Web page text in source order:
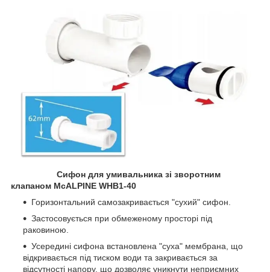
Сифон для умивальника зі зворотним
клапаном McALPINE WHB1-40
Горизонтальний самозакривається "сухий" сифон.
Застосовується при обмеженому просторі під
раковиною.
Усередині сифона встановлена ​​"суха" мембрана, що
відкривається під тиском води та закривається за
відсутності напору, що дозволяє уникнути неприємних